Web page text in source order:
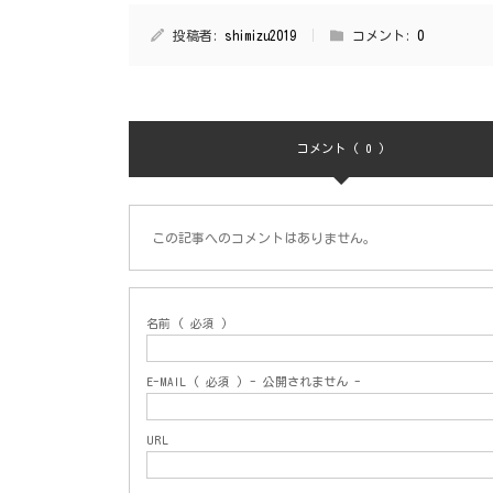
投稿者: shimizu2019 コメント: 0
コメント ( 0 )
この記事へのコメントはありません。
名前 ( 必須 )
E-MAIL ( 必須 ) - 公開されません -
URL